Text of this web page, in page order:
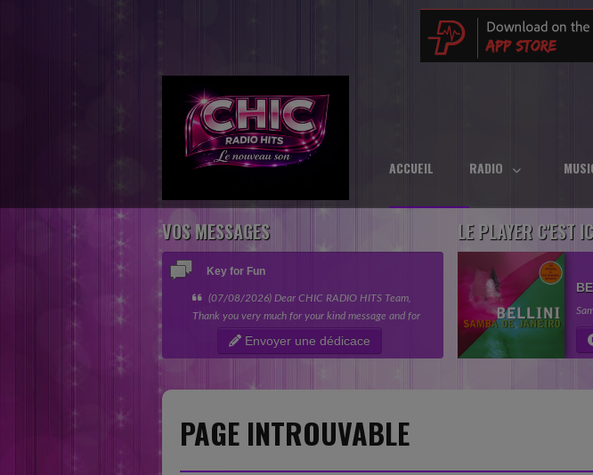
ACCUEIL RADIO
VOS MESSAGES
Key for Fun
(07/08/2026) Dear CHIC RADIO HITS Team,
Thank you very much for your kind message and for
giving my song the opportunity to be featured in your
“Nouvelles sensations” category....
Envoyer une dédicace
LE PLAYER C'EST
PAGE INTROUVABLE